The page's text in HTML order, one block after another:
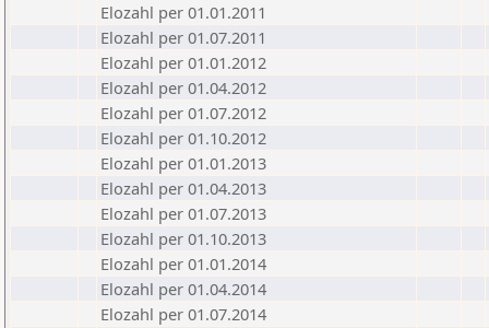
Elozahl per 01.01.2011
Elozahl per 01.07.2011
Elozahl per 01.01.2012
Elozahl per 01.04.2012
Elozahl per 01.07.2012
Elozahl per 01.10.2012
Elozahl per 01.01.2013
Elozahl per 01.04.2013
Elozahl per 01.07.2013
Elozahl per 01.10.2013
Elozahl per 01.01.2014
Elozahl per 01.04.2014
Elozahl per 01.07.2014